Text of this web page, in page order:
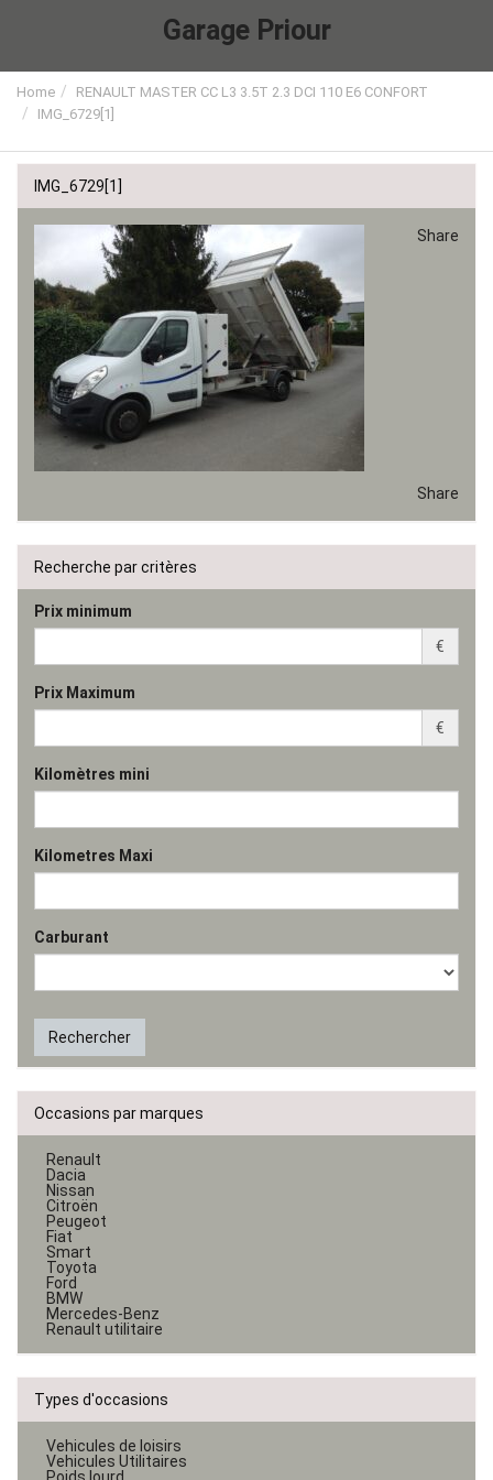
Garage Priour
Home
RENAULT MASTER CC L3 3.5T 2.3 DCI 110 E6 CONFORT
IMG_6729[1]
IMG_6729[1]
Share
Share
Recherche par critères
Prix minimum
€
Prix Maximum
€
Kilomètres mini
Kilometres Maxi
Carburant
Rechercher
Occasions par marques
Renault
Dacia
Nissan
Citroën
Peugeot
Fiat
Smart
Toyota
Ford
BMW
Mercedes-Benz
Renault utilitaire
Types d'occasions
Vehicules de loisirs
Vehicules Utilitaires